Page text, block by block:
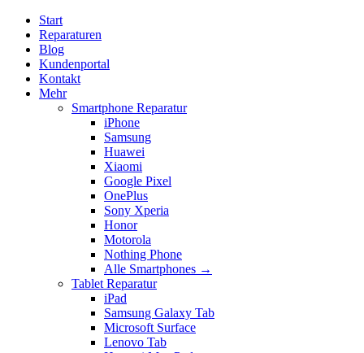
Start
Reparaturen
Blog
Kundenportal
Kontakt
Mehr
Smartphone Reparatur
iPhone
Samsung
Huawei
Xiaomi
Google Pixel
OnePlus
Sony Xperia
Honor
Motorola
Nothing Phone
Alle Smartphones →
Tablet Reparatur
iPad
Samsung Galaxy Tab
Microsoft Surface
Lenovo Tab